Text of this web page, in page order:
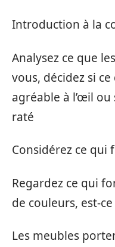
Introduction à la
Analysez ce que
vous, décidez si
agréable à l’œil ou
raté
Considérez ce qui
Regardez ce qui
de couleurs, est-ce
Les meubles